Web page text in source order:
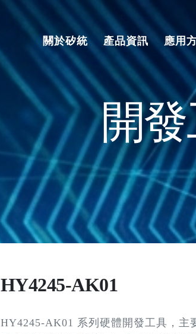
關於矽統 產品資訊 應用
開
HY4245-AK01
HY4245-AK01 系列硬體開發工具，主